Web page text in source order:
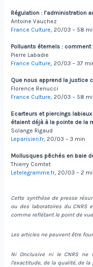
Régulation : l’administration
Antoine Vauchez
France Culture , 20/03 – 58
Polluants éternels : comment
Pierre Labadie
France Culture , 20/03 – 37
Que nous apprend la justice
Florence Renucci
France Culture , 20/03 – 58
Ecarteurs et piercings
étaient déjà à la pointe de la
Solange Rigaud
Leparisien.fr, 20/03 – 3 min
Mollusques pêchés en baie
Thierry Comtet
Letelegramme.fr, 20/03 – 2
Cette synthèse de presse
ou des laboratoires du CNRS
comme reflétant le point de vue
Les articles ne peuvent être
Ni Onclusive ni le CNRS ne
l’exactitude, de la qualité, de